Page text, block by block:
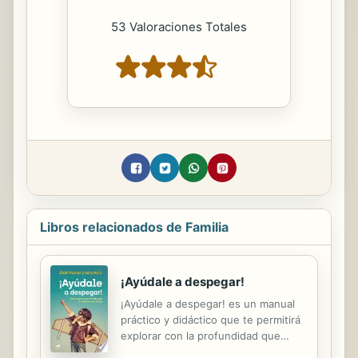
53 Valoraciones Totales
Libros relacionados de Familia
¡Ayúdale a despegar!
¡Ayúdale a despegar! es un manual
práctico y didáctico que te permitirá
explorar con la profundidad que